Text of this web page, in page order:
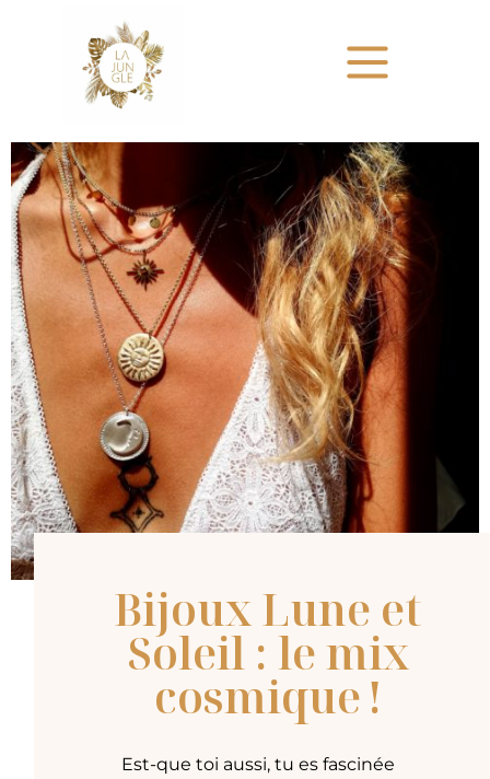
Bijoux Lune et
Soleil : le mix
cosmique !
Est-que toi aussi, tu es fascinée